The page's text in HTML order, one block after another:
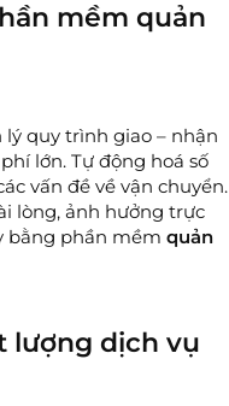
mềm quản
quy trình giao – nhận
lớn. Tự động hoá số
vấn đề về vận chuyển.
lòng, ảnh hưởng trực
bằng phần mềm quản
lượng dịch vụ